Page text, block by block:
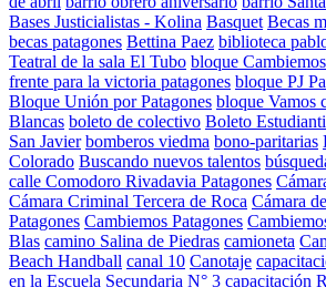
Bases Justicialistas - Kolina Basquet Becas
becas patagones Bettina Paez biblioteca
Teatral de la sala El Tubo bloque
frente para la victoria patagones bloque PJ
Bloque Unión por Patagones bloque Vamos
Blancas boleto de colectivo Boleto
San Javier bomberos viedma bono-paritarias
Colorado Buscando nuevos talentos
calle Comodoro Rivadavia Patagones
Cámara Criminal Tercera de Roca Cámara
Patagones Cambiemos Patagones
Blas camino Salina de Piedras camioneta
Beach Handball canal 10 Canotaje
en la Escuela Secundaria N° 3 capacitación